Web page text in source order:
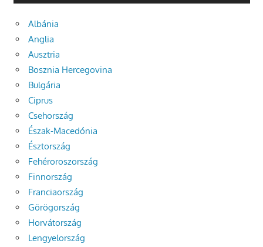
Albánia
Anglia
Ausztria
Bosznia Hercegovina
Bulgária
Ciprus
Csehország
Észak-Macedónia
Észtország
Fehéroroszország
Finnország
Franciaország
Görögország
Horvátország
Lengyelország